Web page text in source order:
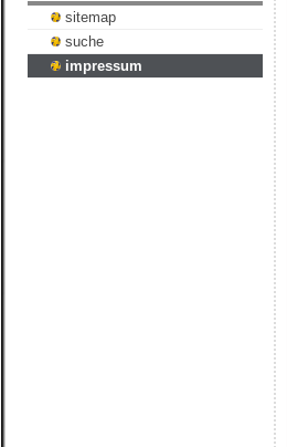
sitemap
suche
impressum